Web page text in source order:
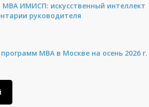
ИМИСП: искусственный интеллект
руководителя
MBA в Москве на осень 2026 г.